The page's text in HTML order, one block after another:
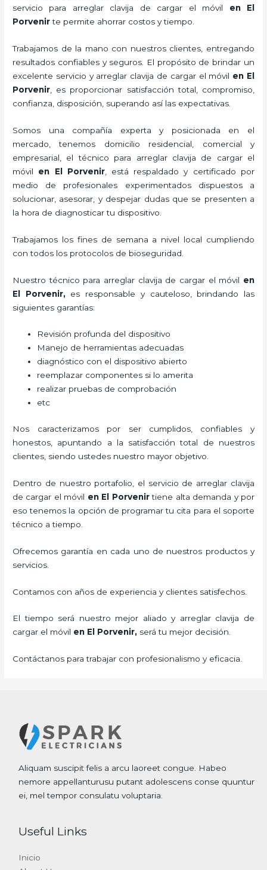
servicio para arreglar clavija de cargar el móvil
en El
Porvenirte permite ahorrar costos y tiempo.
Trabajamos de la mano con nuestros clientes, entregando
resultados confiables y seguros. El propósito de brindar un
excelente servicio y arreglar clavija de cargar el móvil en El
Porvenir , es proporcionar satisfacción total, compromiso,
confianza, disposición, superando así las expectativas.
Somos una compañía experta y posicionada en el
mercado, tenemos domicilio residencial, comercial y
empresarial, el técnico para arreglar clavija de cargar el
móvil en El Porvenir, está respaldado y certificado por
medio de profesionales experimentados dispuestos a
solucionar, asesorar, y despejar dudas que se presenten a
la hora de diagnosticar tu dispositivo.
Trabajamos los fines de semana a nivel local cumpliendo
con todos los protocolos de bioseguridad.
Nuestro técnico para arreglar clavija de cargar el móvil en
El Porvenir, es responsable y cauteloso, brindando las
siguientes garantías:
Revisión profunda del dispositivo
Manejo de herramientas adecuadas
diagnóstico con el dispositivo abierto
reemplazar componentes si lo amerita
realizar pruebas de comprobación
etc
Nos caracterizamos por ser cumplidos, confiables y
honestos, apuntando a la satisfacción total de nuestros
clientes, siendo ustedes nuestro mayor objetivo.
Dentro de nuestro portafolio, el servicio de arreglar clavija
de cargar el móvil en El Porvenirtiene alta demanda y por
eso tenemos la opción de programar tu cita para el soporte
técnico a tiempo.
Ofrecemos garantía en cada uno de nuestros productos y
servicios.
Contamos con años de experiencia y clientes satisfechos.
El tiempo será nuestro mejor aliado y arreglar clavija de
cargar el móvil en El Porvenir, será tu mejor decisión.
Contáctanos para trabajar con profesionalismo y eficacia.
Aliquam suscipit felis a arcu laoreet congue. Habeo
nemore appellanturusu putant adolescens conse quuntur
ei, mel tempor consulatu voluptaria.
Useful Links
Inicio